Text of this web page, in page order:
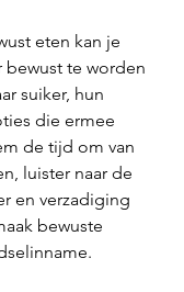
eten kan je
te worden
suiker, hun
die ermee
de tijd om van
luister naar de
en verzadiging
bewuste